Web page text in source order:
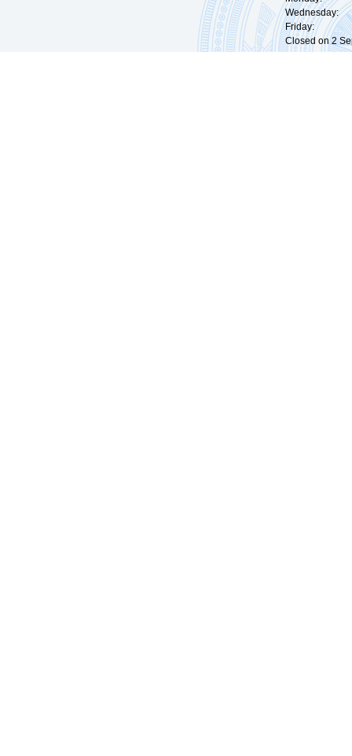
Wednesday:
Friday:
Closed on 2